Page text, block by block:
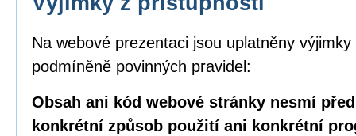
Na webové prezentaci jsou uplatněny
podmíněně povinných pravidel:
Obsah ani kód webové stránky nesmí
konkrétní způsob použití ani konkrétní